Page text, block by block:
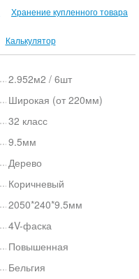
Хранение купленного товара
Калькулятор
2.952м2 / 6шт
Широкая (от 220мм)
32 класс
9.5мм
Дерево
Коричневый
2050*240*9.5мм
4V-фаска
Повышенная
Бельгия